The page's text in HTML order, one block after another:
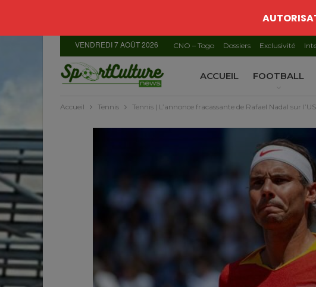
VENDREDI 7 AOÛT 2026 CNO – Togo Dossiers Exclusivité
ACCUEIL FOOTBALL
Accueil Tennis Tennis | L’annonce fracassante de Rafael Nadal sur